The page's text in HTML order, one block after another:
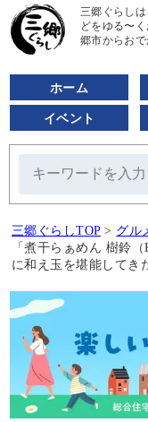
三郷ぐらし
どをゆる〜
郷市からお
ホーム
イベント
三郷ぐらしTOP > グル
「煮干らぁめん 樹鈴
に和え玉を堪能してき